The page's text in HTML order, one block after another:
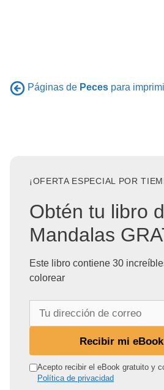
Páginas de Peces para
¡OFERTA ESPECIAL POR
Obtén tu libro
Mandalas
Este libro contiene 30
colorear
r
Recibir mi
Acepto recibir el eBook gratuito y
Política de privacidad